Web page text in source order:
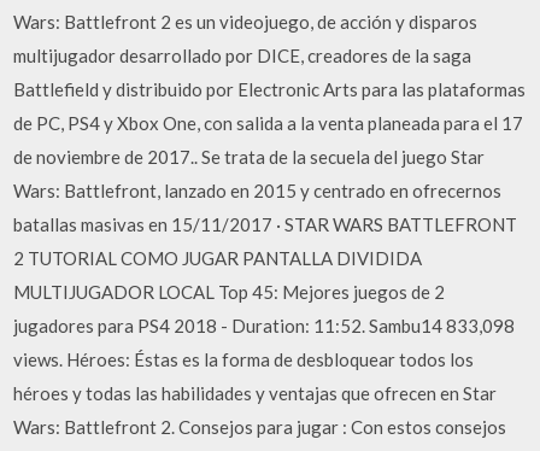
Wars: Battlefront 2 es un videojuego, de acción y disparos
multijugador desarrollado por DICE, creadores de la saga
Battlefield y distribuido por Electronic Arts para las plataformas
de PC, PS4 y Xbox One, con salida a la venta planeada para el 17
de noviembre de 2017.. Se trata de la secuela del juego Star
Wars: Battlefront, lanzado en 2015 y centrado en ofrecernos
batallas masivas en 15/11/2017 · STAR WARS BATTLEFRONT
2 TUTORIAL COMO JUGAR PANTALLA DIVIDIDA
MULTIJUGADOR LOCAL Top 45: Mejores juegos de 2
jugadores para PS4 2018 - Duration: 11:52. Sambu14 833,098
views. Héroes: Éstas es la forma de desbloquear todos los
héroes y todas las habilidades y ventajas que ofrecen en Star
Wars: Battlefront 2. Consejos para jugar : Con estos consejos